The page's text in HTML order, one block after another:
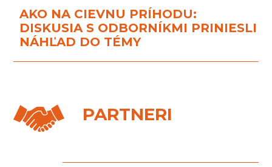
AKO NA CIEVNU PRÍHODU:
DISKUSIA S ODBORNÍKMI PRINIESLI
NÁHĽAD DO TÉMY
PARTNERI